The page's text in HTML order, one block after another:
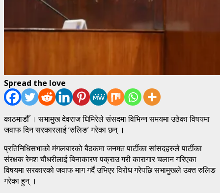
Spread the love
काठमाडौँ । सभामुख देवराज घिमिरेले संसदमा विभिन्न समयमा उठेका विषयमा
जवाफ दिन सरकारलाई ‘रुलिङ’ गरेका छन् ।
प्रतिनिधिसभाको मंगलबारको बैठकमा जनमत पार्टीका सांसदहरुले पार्टीका
संरक्षक रेमश चौधरीलाई बिनाकारण पक्राउ गरी कारागार चलान गरिएका
विषयमा सरकारको जवाफ माग गर्दै उभिएर विरोध गरेपछि सभामुखले उक्त रुलिङ
गरेका हुन् ।